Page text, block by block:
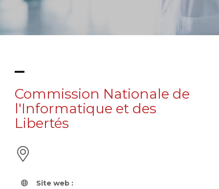
Commission Nationale de
l'Informatique et des
Libertés
Site web :